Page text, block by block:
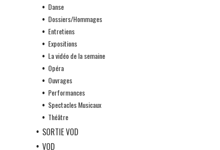
Danse
Dossiers/Hommages
Entretiens
Expositions
La vidéo de la semaine
Opéra
Ouvrages
Performances
Spectacles Musicaux
Théâtre
SORTIE VOD
VOD